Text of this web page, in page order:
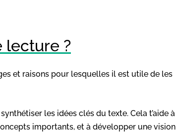
lecture ?
et raisons pour lesquelles il est utile de les
les idées clés du texte. Cela t’aide à
importants, et à développer une vision